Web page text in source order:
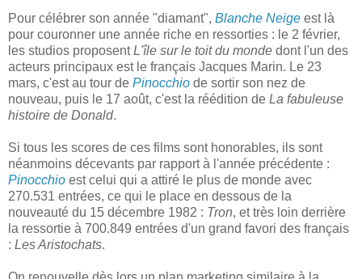
Pour célébrer son année "diamant", Blanche Neige est là
pour couronner une année riche en ressorties : le 2 février,
les studios proposentL'île sur le toit du monde dont l'un des
acteurs principaux est le français Jacques Marin. Le 23
mars, c'est au tour de Pinocchio de sortir son nez de
nouveau, puis le 17 août, c'est la réédition de La fabuleuse
histoire de Donald.
Si tous les scores de ces films sont honorables, ils sont
néanmoins décevants par rapport à l'année précédente :
Pinocchio est celui qui a attiré le plus de monde avec
270.531 entrées, ce qui le place en dessous de la
nouveauté du 15 décembre 1982 : Tron, et très loin derrière
la ressortie à 700.849 entrées d'un grand favori des français
: Les Aristochats.